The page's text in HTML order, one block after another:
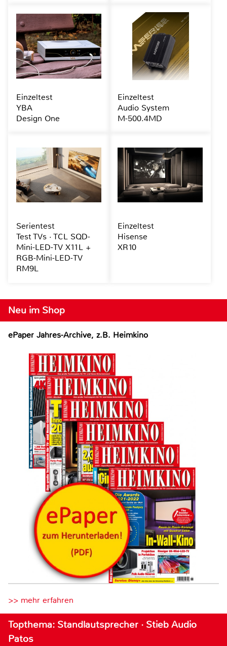
Neu im Shop
ePaper Jahres-Archive, z.B. Heimkino
>> mehr erfahren
Topthema: Standlautsprecher · Stieb Audio
Patos
Einzeltest
YBA
Design One
Einzeltest
Audio System
M-500.4MD
Serientest
Test TVs · TCL SQD-
Mini-LED-TV X11L +
RGB-Mini-LED-TV
RM9L
Einzeltest
Hisense
XR10